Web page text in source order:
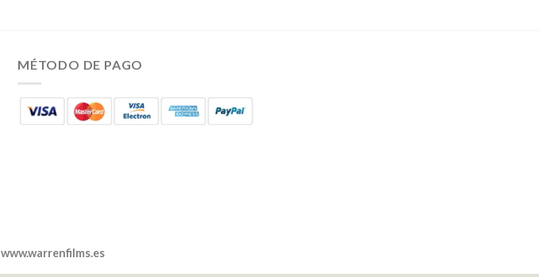
MÉTODO DE PAGO
www.warrenfilms.es